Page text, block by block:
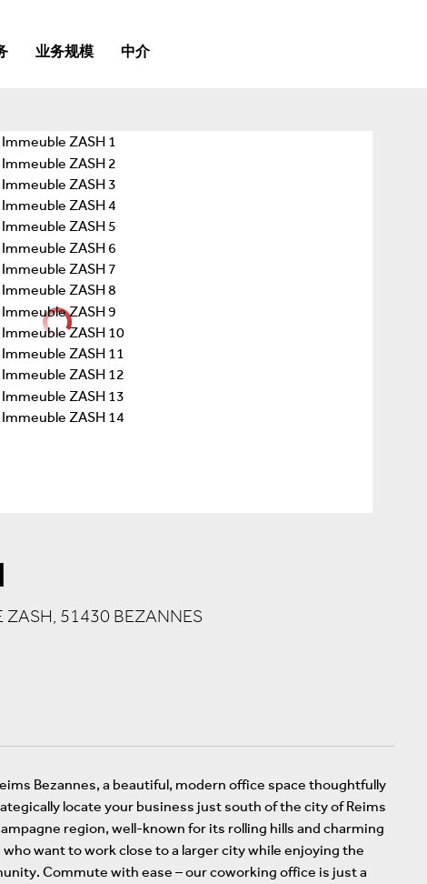
业务规模 中介
ZASH, 51430 BEZANNES
Bezannes, a beautiful, modern office space thoughtfully
locate your business just south of the city of Reims
region, well-known for its rolling hills and charming
want to work close to a larger city while enjoying the
Commute with ease – our coworking office is just a